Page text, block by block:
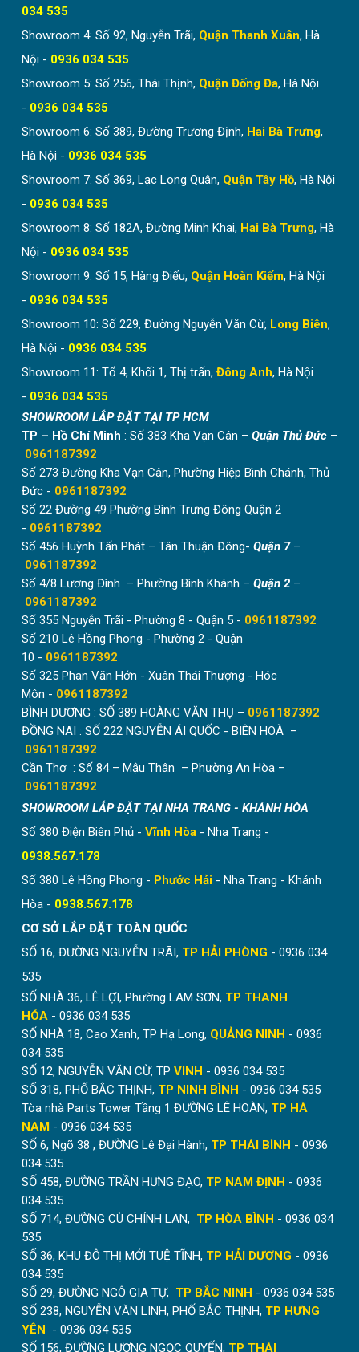
034 535
Showroom 4: Số 92, Nguyễn Trãi, Quận Thanh Xuân, Hà
Nội - 0936 034 535
Showroom 5: Số 256, Thái Thịnh, Quận Đống Đa, Hà Nội
- 0936 034 535
Showroom 6: Số 389, Đường Trương Định, Hai Bà Trưng,
Hà Nội - 0936 034 535
Showroom 7: Số 369, Lạc Long Quân, Quận Tây Hồ, Hà Nội
- 0936 034 535
Showroom 8: Số 182A, Đường Minh Khai, Hai Bà Trưng, Hà
Nội - 0936 034 535
Showroom 9: Số 15, Hàng Điếu, Quận Hoàn Kiếm, Hà Nội
- 0936 034 535
Showroom 10: Số 229, Đường Nguyễn Văn Cừ, Long Biên,
Hà Nội - 0936 034 535
Showroom 11: Tổ 4, Khối 1, Thị trấn, Đông Anh, Hà Nội
- 0936 034 535
SHOWROOM LẮP ĐẶT TẠI TP HCM
TP – Hồ Chí Minh : Số 383 Kha Vạn Cân – Quận Thủ Đức –
0961187392
Số 273 Đường Kha Vạn Cân, Phường Hiệp Bình Chánh, Thủ
Đức - 0961187392
Số 22 Đường 49 Phường Bình Trưng Đông Quận 2
- 0961187392
Số 456 Huỳnh Tấn Phát – Tân Thuận Đông- Quận 7–
0961187392
Số 4/8 Lương Đình – Phường Bình Khánh – Quận 2 –
0961187392
Số 355 Nguyễn Trãi - Phường 8 - Quận 5 - 0961187392
Số 210 Lê Hồng Phong - Phường 2 - Quận
10 - 0961187392
Số 325 Phan Văn Hớn - Xuân Thái Thượng - Hóc
Môn - 0961187392
BÌNH DƯƠNG : SỐ 389 HOÀNG VĂN THỤ – 0961187392
ĐỒNG NAI : SỐ 222 NGUYỄN ÁI QUỐC - BIÊN HOÀ –
0961187392
Cần Thơ : Số 84 – Mậu Thân – Phường An Hòa –
0961187392
SHOWROOM LẮP ĐẶT TẠI NHA TRANG - KHÁNH HÒA
Số 380 Điện Biên Phủ - Vĩnh Hòa - Nha Trang -
0938.567.178
Số 380 Lê Hồng Phong - Phước Hải - Nha Trang - Khánh
Hòa - 0938.567.178
CƠ SỞ LẮP ĐẶT TOÀN QUỐC
SỐ 16, ĐƯỜNG NGUYỄN TRÃI, TP HẢI PHÒNG - 0936 034
535
SỐ NHÀ 36, LÊ LỢI, Phường LAM SƠN, TP THANH
HÓA - 0936 034 535
SỐ NHÀ 18, Cao Xanh, TP Hạ Long, QUẢNG NINH - 0936
034 535
SỐ 12, NGUYỄN VĂN CỪ, TP VINH - 0936 034 535
SỐ 318, PHỐ BẮC THỊNH, TP NINH BÌNH - 0936 034 535
Tòa nhà Parts Tower Tầng 1 ĐƯỜNG LÊ HOÀN, TP HÀ
NAM - 0936 034 535
SỐ 6, Ngõ 38 , ĐƯỜNG Lê Đại Hành, TP THÁI BÌNH - 0936
034 535
SỐ 458, ĐƯỜNG TRẦN HƯNG ĐẠO, TP NAM ĐỊNH - 0936
034 535
SỐ 714, ĐƯỜNG CÙ CHÍNH LAN, TP HÒA BÌNH - 0936 034
535
SỐ 36, KHU ĐÔ THỊ MỚI TUỆ TĨNH, TP HẢI DƯƠNG - 0936
034 535
SỐ 29, ĐƯỜNG NGÔ GIA TỰ, TP BẮC NINH - 0936 034 535
SỐ 238, NGUYỄN VĂN LINH, PHỐ BẮC THỊNH, TP HƯNG
YÊN - 0936 034 535
SỐ 156, ĐƯỜNG LƯƠNG NGỌC QUYẾN, TP THÁI